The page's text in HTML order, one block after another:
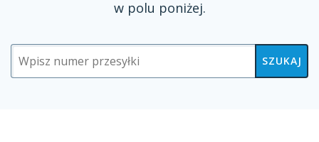
w polu poniżej.
SZUKAJ